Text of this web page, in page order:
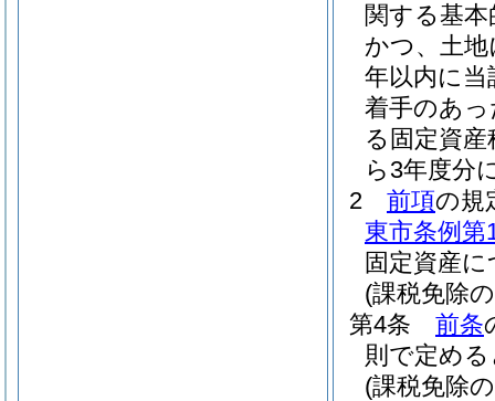
関する基
かつ、土
年以内に
着手のあ
る固定資
ら3年度分
2
前項の規
東市条例第
固定資産
(課税免除
第4条
前条
則で定め
(課税免除